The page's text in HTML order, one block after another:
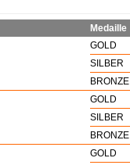
Medaille
GOLD
SILBER
BRONZE
GOLD
SILBER
BRONZE
GOLD